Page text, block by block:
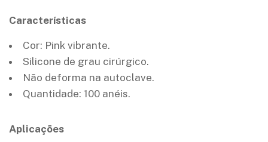
Características
Cor: Pink vibrante.
Silicone de grau cirúrgico.
Não deforma na autoclave.
Quantidade: 100 anéis.
Aplicações